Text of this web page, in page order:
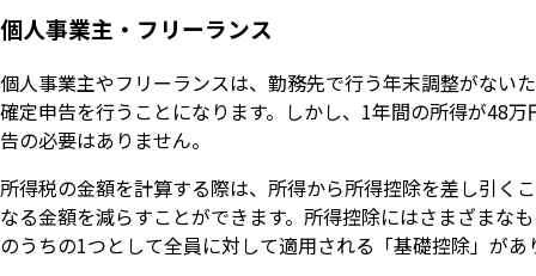
個人事業主・フリーランス
個人事業主やフリーランスは、勤務先で行う年末調整がない
確定申告を行うことになります。しかし、1年間の所得が48
告の必要はありません。
所得税の金額を計算する際は、所得から所得控除を差し引く
なる金額を減らすことができます。所得控除にはさまざまな
のうちの1つとして全員に対して適用される「基礎控除」があ